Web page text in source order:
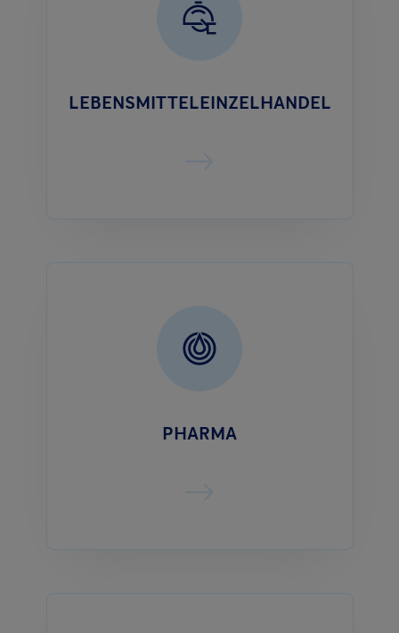
LEBENSMITTELEINZELHANDEL
PHARMA